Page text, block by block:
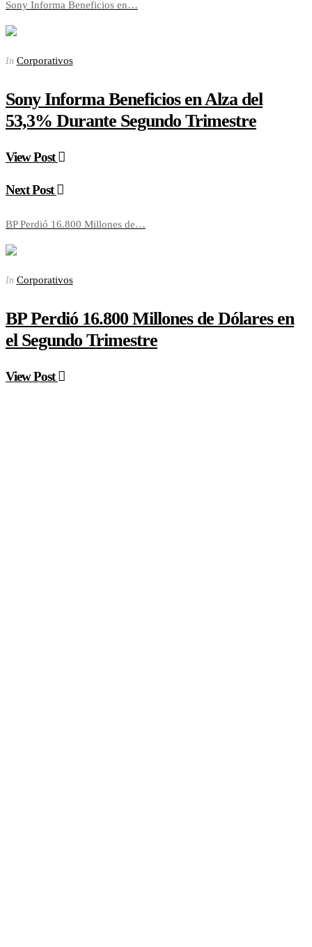
Sony Informa Beneficios en…
In Corporativos
Sony Informa Beneficios en Alza del
53,3% Durante Segundo Trimestre
View Post
Next Post
BP Perdió 16.800 Millones de…
In Corporativos
BP Perdió 16.800 Millones de Dólares en
el Segundo Trimestre
View Post